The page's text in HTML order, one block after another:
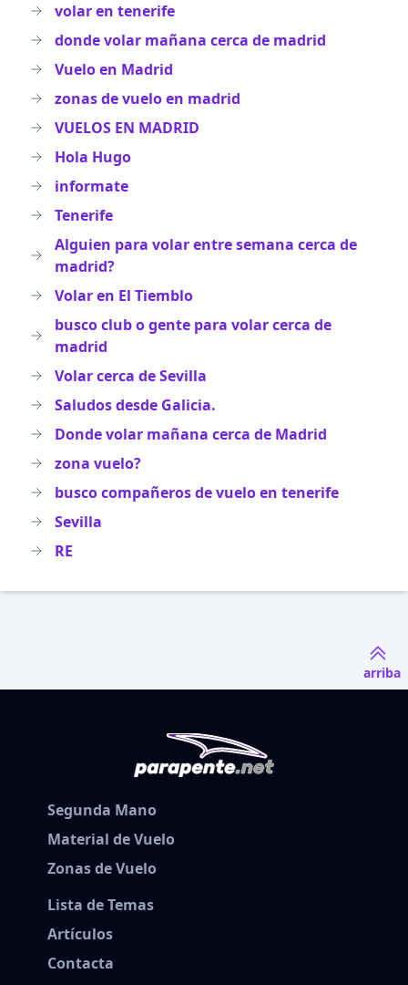
volar en tenerife
donde volar mañana cerca de madrid
Vuelo en Madrid
zonas de vuelo en madrid
VUELOS EN MADRID
Hola Hugo
informate
Tenerife
Alguien para volar entre semana cerca de
madrid?
Volar en El Tiemblo
busco club o gente para volar cerca de
madrid
Volar cerca de Sevilla
Saludos desde Galicia.
Donde volar mañana cerca de Madrid
zona vuelo?
busco compañeros de vuelo en tenerife
Sevilla
RE
arriba
Segunda Mano
Material de Vuelo
Zonas de Vuelo
Lista de Temas
Artículos
Contacta